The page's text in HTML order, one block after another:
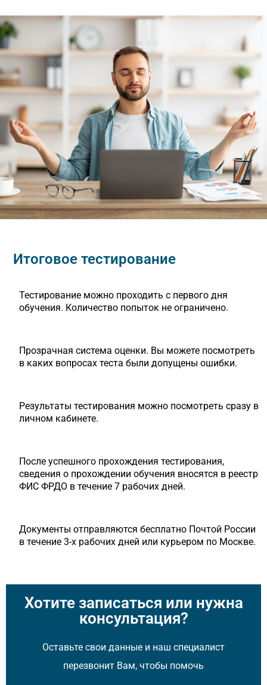
Итоговое тестирование
Тестирование можно проходить с первого дня
обучения. Количество попыток не ограничено.
Прозрачная система оценки. Вы можете посмотреть
в каких вопросах теста были допущены ошибки.
Результаты тестирования можно посмотреть сразу в
личном кабинете.
После успешного прохождения тестирования,
сведения о прохождении обучения вносятся в реестр
ФИС ФРДО в течение 7 рабочих дней.
Документы отправляются бесплатно Почтой России
в течение 3-х рабочих дней или курьером по Москве.
Хотите записаться или нужна
консультация?
Оставьте свои данные и наш специалист
перезвонит Вам, чтобы помочь